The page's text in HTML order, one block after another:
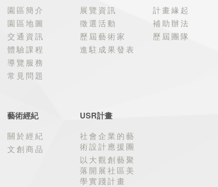
園區簡介
園區地圖
交通資訊
體驗課程
導覽服務
常見問題
展覽資訊
徵選活動
歷屆藝術家
進駐成果發表
計畫緣起
補助辦法
歷屆團隊
藝術經紀
關於經紀
文創商品
USR計畫
社會企業的藝
術設計應援團
以大觀創藝聚
落開展社區美
學實踐計畫